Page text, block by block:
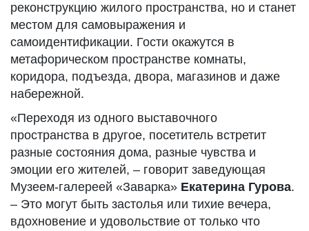
реконструкцию жилого пространства, но и станет
местом для самовыражения и
самоидентификации. Гости окажутся в
метафорическом пространстве комнаты,
коридора, подъезда, двора, магазинов и даже
набережной.
«Переходя из одного выставочного
пространства в другое, посетитель встретит
разные состояния дома, разные чувства и
эмоции его жителей, – говорит заведующая
Музеем-галереей «Заварка» Екатерина Гурова.
– Это могут быть застолья или тихие вечера,
вдохновение и удовольствие от только что